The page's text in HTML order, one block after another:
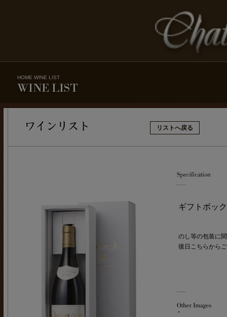
HOME WINE LIST
リストへ戻る
ギフトボッ
のし等の包装に
後日こちらから